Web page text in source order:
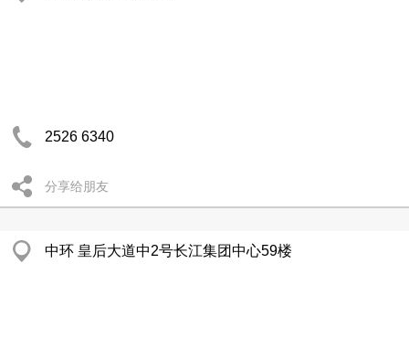
2526 6340
分享给朋友
中环 皇后大道中2号长江集团中心59楼